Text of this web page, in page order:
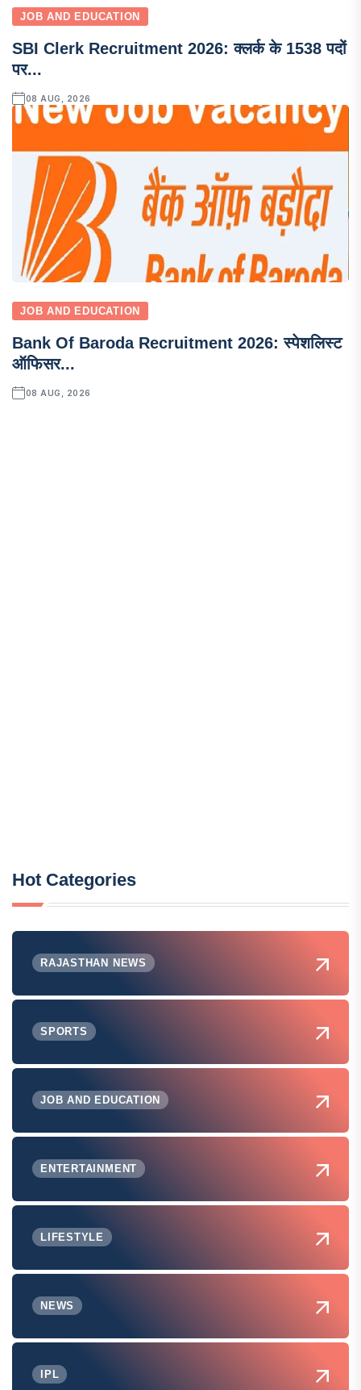
JOB AND EDUCATION
SBI Clerk Recruitment 2026: क्लर्क के 1538 पदों
पर...
08 AUG, 2026
JOB AND EDUCATION
Bank Of Baroda Recruitment 2026: स्पेशलिस्ट
ऑफिसर...
08 AUG, 2026
Hot Categories
RAJASTHAN NEWS
SPORTS
JOB AND EDUCATION
ENTERTAINMENT
LIFESTYLE
NEWS
IPL